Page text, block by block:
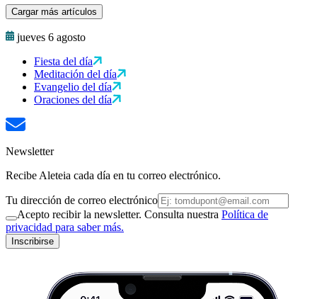
Cargar más artículos
jueves 6 agosto
Fiesta del día
Meditación del día
Evangelio del día
Oraciones del día
Newsletter
Recibe Aleteia cada día en tu correo electrónico.
Tu dirección de correo electrónico
Acepto recibir la newsletter. Consulta nuestra Política de
privacidad para saber más.
Inscribirse